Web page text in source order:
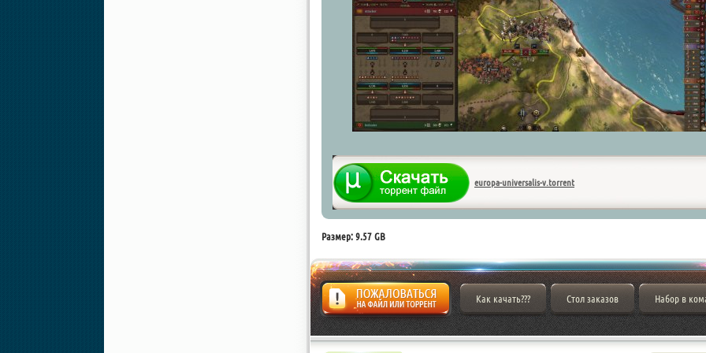
europa-universalis-v.torrent
Размер: 9.57 GB
Жалоба
Как качать??? Стол заказов Набор в